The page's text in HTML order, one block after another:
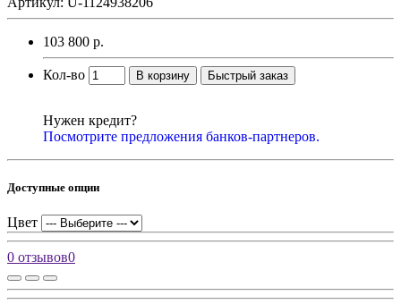
103 800 р.
Кол-во В корзину Быстрый заказ
Нужен кредит?
Посмотрите предложения банков-партнеров.
Доступные опции
Цвет
0 отзывов0